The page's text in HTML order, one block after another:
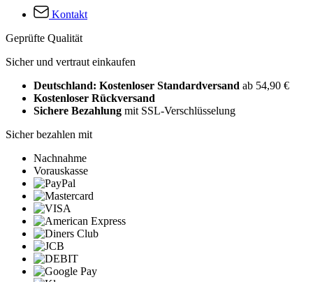
Kontakt
Geprüfte Qualität
Sicher und vertraut einkaufen
Deutschland: Kostenloser Standardversand ab 54,90 €
Kostenloser Rückversand
Sichere Bezahlung mit SSL-Verschlüsselung
Sicher bezahlen mit
Nachnahme
Vorauskasse